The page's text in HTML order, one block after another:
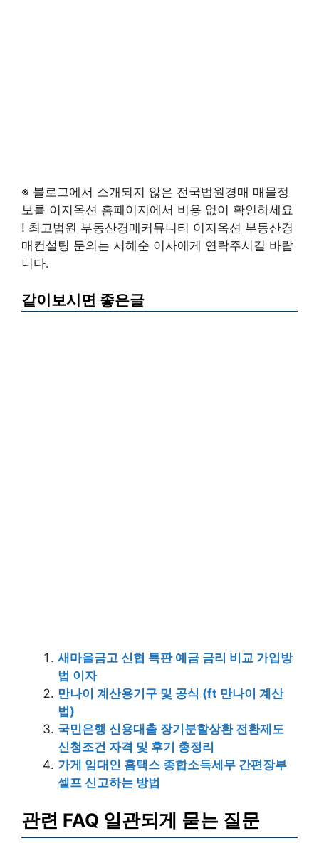
※ 블로그에서 소개되지 않은 전국법원경매 매물정
보를 이지옥션 홈페이지에서 비용 없이 확인하세요
! 최고법원 부동산경매커뮤니티 이지옥션 부동산경
매컨설팅 문의는 서혜순 이사에게 연락주시길 바랍
니다.
같이보시면 좋은글
새마을금고 신협 특판 예금 금리 비교 가입방
법 이자
만나이 계산용기구 및 공식 (ft 만나이 계산
법)
국민은행 신용대출 장기분할상환 전환제도
신청조건 자격 및 후기 총정리
가게 임대인 홈택스 종합소득세무 간편장부
셀프 신고하는 방법
관련 FAQ 일관되게 묻는 질문